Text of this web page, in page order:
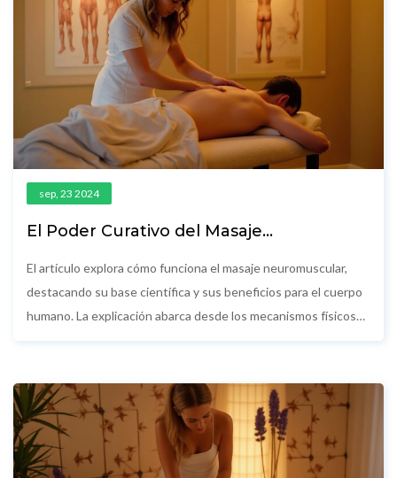
sep, 23 2024
El Poder Curativo del Masaje
El artículo explora cómo funciona el masaje neuromuscular,
destacando su base científica y sus beneficios para el cuerpo
humano. La explicación abarca desde los mecanismos físicos
técnica. Los lectores encontrarán una guía completa para
entender y aplicar los principios del masaje neuromuscular.